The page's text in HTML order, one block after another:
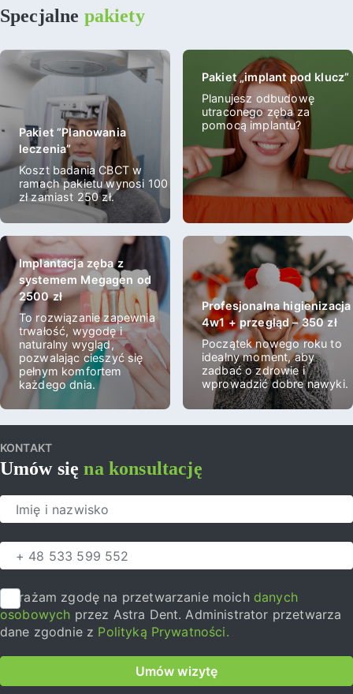
Specjalne pakiety
Pakiet ”Planowania
leczenia”
Koszt badania CBCT w
ramach pakietu wynosi 100
zł zamiast 250 zł.
Pakiet „implant pod klucz”
Planujesz odbudowę
utraconego zęba za
pomocą implantu?
Implantacja zęba z
systemem Megagen od
2500 zł
To rozwiązanie zapewnia
trwałość, wygodę i
naturalny wygląd,
pozwalając cieszyć się
pełnym komfortem
każdego dnia.
Profesjonalna higienizacja
4w1 + przegląd – 350 zł
Początek nowego roku to
idealny moment, aby
zadbać o zdrowie i
wprowadzić dobre nawyki.
KONTAKT
Umów sięna konsultację
Wyrażam zgodę na przetwarzanie moich danych
osobowych przez Astra Dent. Administrator przetwarza
dane zgodnie z Polityką Prywatności.
Umów wizytę